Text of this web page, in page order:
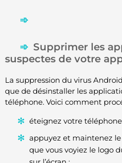
Supprimer les
suspectes de votre
La suppression du virus
que de désinstaller les
téléphone. Voici comment
éteignez votre
appuyez et maintenez
que vous voyiez le logo